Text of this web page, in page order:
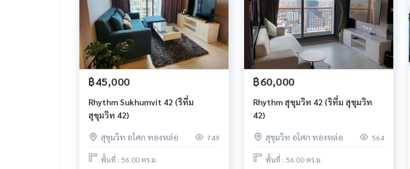
฿45,000
Rhythm Sukhumvit 42 (ริทึ่ม
สุขุมวิท 42)
สุขุมวิท อโศก ทองหล่อ 749
พื้นที่ : 56.00 ตร.ม.
฿60,000
Rhythm สุขุมวิท 42 (ริทึ่ม สุขุมวิท
42)
สุขุมวิท อโศก ทองหล่อ 564
พื้นที่ : 56.00 ตร.ม.